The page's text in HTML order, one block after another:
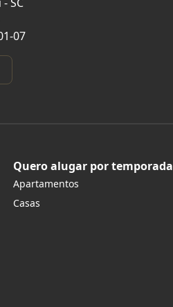
07
Quero alugar por temporada
Apartamentos
Casas